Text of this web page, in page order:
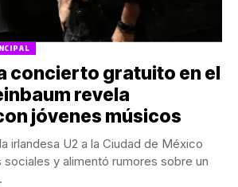
concierto gratuito en el
revela
jóvenes músicos
irlandesa U2 a la Ciudad de México
y alimentó rumores sobre un